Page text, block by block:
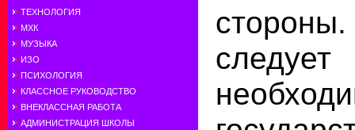
ТЕХНОЛОГИЯ
МХК
МУЗЫКА
ИЗО
ПСИХОЛОГИЯ
КЛАССНОЕ РУКОВОДСТВО
ВНЕКЛАССНАЯ РАБОТА
АДМИНИСТРАЦИЯ ШКОЛЫ